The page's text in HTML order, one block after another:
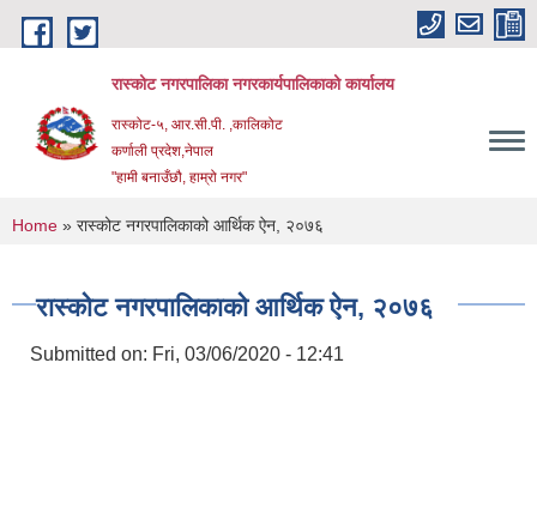
Skip to main content
रास्कोट नगरपालिका नगरकार्यपालिकाको कार्यालय
रास्कोट-५, आर.सी.पी. ,कालिकोट
कर्णाली प्रदेश,नेपाल
"हामी बनाउँछौ, हाम्रो नगर"
You are here
Home » रास्कोट नगरपालिकाको आर्थिक ऐन, २०७६
रास्कोट नगरपालिकाको आर्थिक ऐन, २०७६
Submitted on: Fri, 03/06/2020 - 12:41